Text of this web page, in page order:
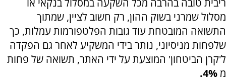
ריבית טובה בהרבה מכל השקעה במסלול בנקאי או
מסלול שמרני בשוק ההון, רק חשוב לציין, שמתוך
התשואה המובטחת עוד גובות הפלטפורמות עמלות, כך
שלפחות מניסיוני, נותר בידי המשקיע לאחר גם הפקדה
ל'קרן הביטחון' המוצעת על ידי האתר, תשואה של פחות
מ